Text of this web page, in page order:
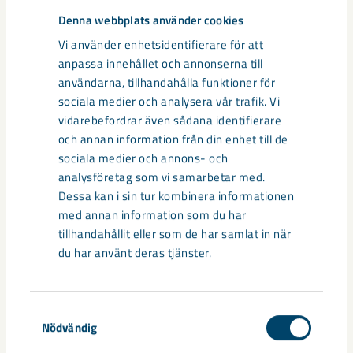
Denna webbplats använder cookies
Vi använder enhetsidentifierare för att
anpassa innehållet och annonserna till
användarna, tillhandahålla funktioner för
sociala medier och analysera vår trafik. Vi
vidarebefordrar även sådana identifierare
och annan information från din enhet till de
sociala medier och annons- och
analysföretag som vi samarbetar med.
Dessa kan i sin tur kombinera informationen
med annan information som du har
tillhandahållit eller som de har samlat in när
du har använt deras tjänster.
Nödvändig
möblering och inflyttning i september 2021. LKAB och Peab
ska nu starta den första fasen i en samverkansentreprenad.
Taggar
Projekt Kiruna samhällsomvandling
Relaterat innehåll